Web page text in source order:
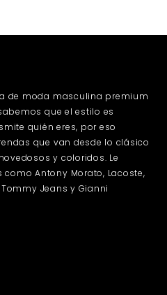
de moda masculina premium
que el estilo es
quién eres, por eso
que van desde lo clásico
y coloridos. Le
Antony Morato, Lacoste,
Tommy Jeans y Gianni